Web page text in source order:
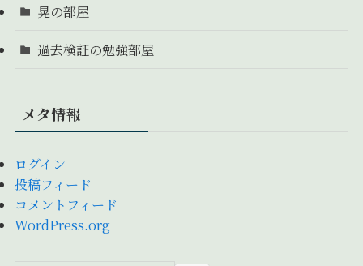
晃の部屋
過去検証の勉強部屋
メタ情報
ログイン
投稿フィード
コメントフィード
WordPress.org